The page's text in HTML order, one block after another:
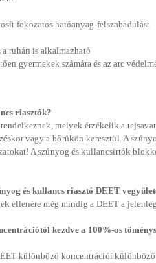
fokozatos hatóanyag-felszabadulást
ruhán is alkalmazható
gyermekek számára és az arc
riasztók?
melyek érzékelik a
vagy a bőrükön keresztül. A
A szúnyog és kullancsirtók
és kullancs riasztó DEET
ellenére még mindig a DEET a
kezdve a 100%-os
különböző koncentrációi